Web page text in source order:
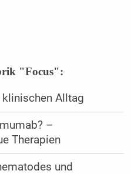
"Focus":
klinischen Alltag
–
Therapien
und